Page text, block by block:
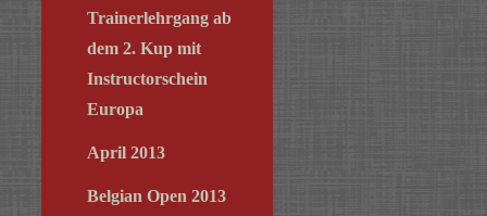
Trainerlehrgang ab
dem 2. Kup mit
Instructorschein
Europa
April 2013
Belgian Open 2013